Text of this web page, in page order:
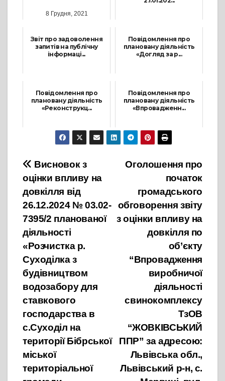
8 Грудня, 2021
Звіт про задоволення
запитів на публічну
інформаці...
Повідомлення про
плановану діяльність
«Догляд за р...
Повідомлення про
плановану діяльність
«Реконструкц...
11 Грудня, 2025
Повідомлення про
плановану діяльність
«Впровадженн...
25 Листопада, 2024
Навігація
записів
Оголошення про
початок
громадського
обговорення звіту
з оцінки впливу на
довкілля по
об’єкту
“Впровадження
виробничої
діяльності
свинокомплексу
ТзОВ
“ЖОВКІВСЬКИЙ
ППР” за адресою:
Львівська обл.,
Львівський р-н, с.
Висновок з
оцінки впливу на
довкілля від
26.12.2024 № 03.02-
7395/2 планованої
діяльності
«Розчистка р.
Суходілка з
будівництвом
водозабору для
ставкового
господарства в
с.Суходіл на
території Бібрської
міської
територіальної